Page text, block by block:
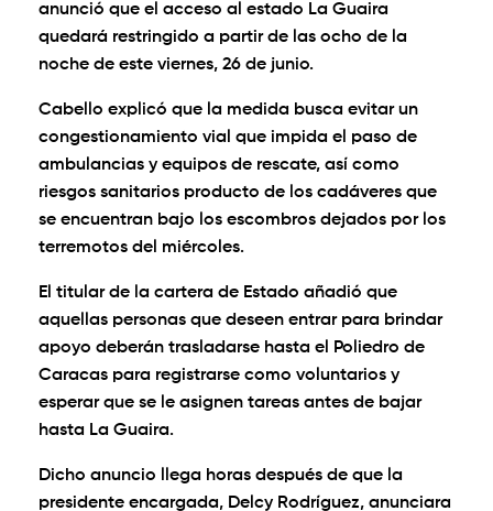
anunció que el acceso al estado La Guaira
quedará restringido a partir de las ocho de la
noche de este viernes, 26 de junio.
Cabello explicó que la medida busca evitar un
congestionamiento vial que impida el paso de
ambulancias y equipos de rescate, así como
riesgos sanitarios producto de los cadáveres que
se encuentran bajo los escombros dejados por los
terremotos del miércoles.
El titular de la cartera de Estado añadió que
aquellas personas que deseen entrar para brindar
apoyo deberán trasladarse hasta el Poliedro de
Caracas para registrarse como voluntarios y
esperar que se le asignen tareas antes de bajar
hasta La Guaira.
Dicho anuncio llega horas después de que la
presidente encargada, Delcy Rodríguez, anunciara